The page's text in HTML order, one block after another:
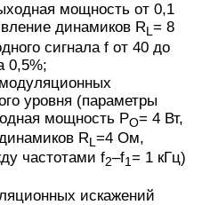
мощность от 0,1
динамиков RL= 8
сигнала f от 40 до
0,5%;
уровня (параметры
мощность PO= 4 Вт,
RL=4 Ом,
частотами f2–f1= 1 кГц)
искажений